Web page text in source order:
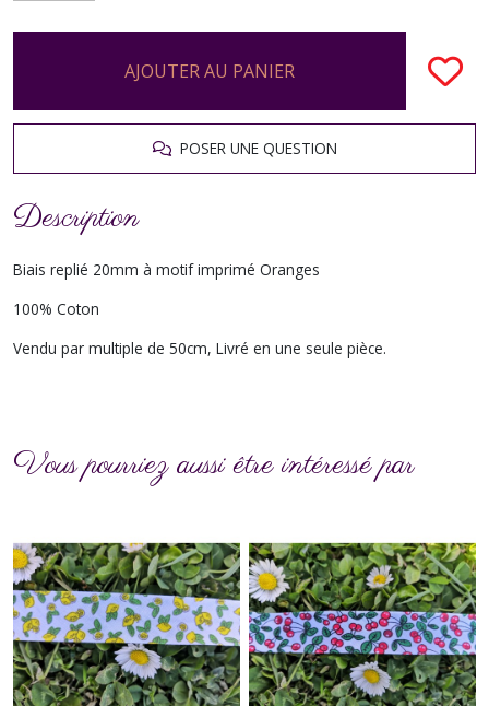
AJOUTER AU PANIER
POSER UNE QUESTION
Description
Biais replié 20mm à motif imprimé Oranges
100% Coton
Vendu par multiple de 50cm, Livré en une seule pièce.
Vous pourriez aussi être intéressé par